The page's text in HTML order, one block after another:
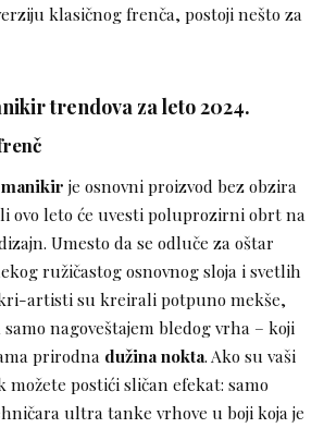
klasičnog frenča, postoji nešto za
trendova za leto 2024.
je osnovni proizvod bez obzira
ovo leto će uvesti poluprozirni obrt na
Umesto da se odluče za oštar
ružičastog osnovnog sloja i svetlih
artisti su kreirali potpuno mekše,
nagoveštajem bledog vrha – koji
prirodna dužina nokta. Ako su vaši
možete postići sličan efekat: samo
ultra tanke vrhove u boji koja je